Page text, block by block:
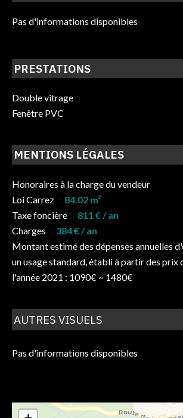
Pas d'informations disponibles
PRESTATIONS
Double vitrage
Fenêtre PVC
MENTIONS LÉGALES
Honoraires à la charge du vendeur
Loi Carrez
84.02 m²
Taxe foncière
811 € / an
Charges
384 € / an
Montant estimé des dépenses annuelles
un usage standard, établi à partir des prix
l'année 2021 : 1090€ ~ 1480€
AUTRES VISUELS
Pas d'informations disponibles